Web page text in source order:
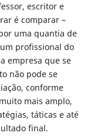
escritor e
é comparar –
uma quantia de
profissional do
empresa que se
não pode se
conforme
mais amplo,
táticas e até
final.